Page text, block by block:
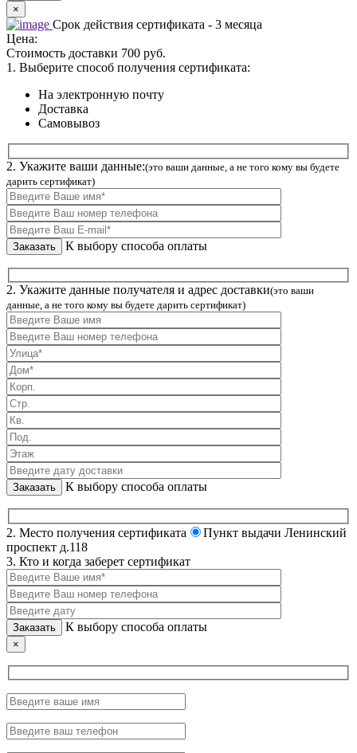
×
Срок действия сертификата - 3 месяца
Цена:
Стоимость доставки 700 руб.
1. Выберите способ получения сертификата:
На электронную почту
Доставка
Самовывоз
2. Укажите ваши данные:(это ваши данные, а не того кому вы будете
дарить сертификат)
К выбору способа оплаты
2. Укажите данные получателя и адрес доставки(это ваши
данные, а не того кому вы будете дарить сертификат)
К выбору способа оплаты
2. Место получения сертификата
Пункт выдачи Ленинский
проспект д.118
3. Кто и когда заберет сертификат
К выбору способа оплаты
×